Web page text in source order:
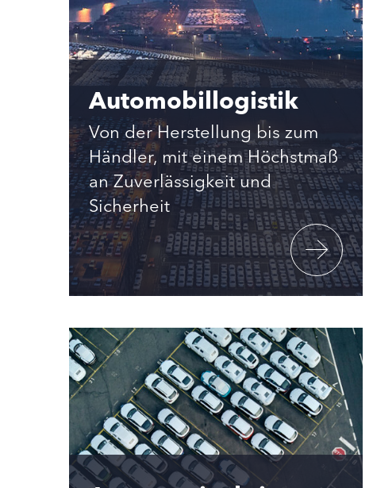
Automobillogistik
Von der Herstellung bis zum
Händler, mit einem Höchstmaß
an Zuverlässigkeit und
Sicherheit